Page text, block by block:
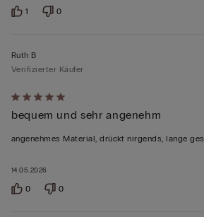
1 0
Mit
5
von
bewertet
14.05.2026
Ruth B
Verifizierter Käufer
bequem und sehr angenehm
angenehmes Material, drückt nirgends, lange
0 0